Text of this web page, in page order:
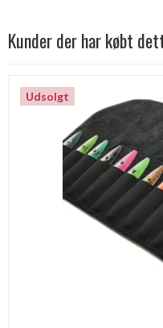
Kunder der har købt
Udsolgt